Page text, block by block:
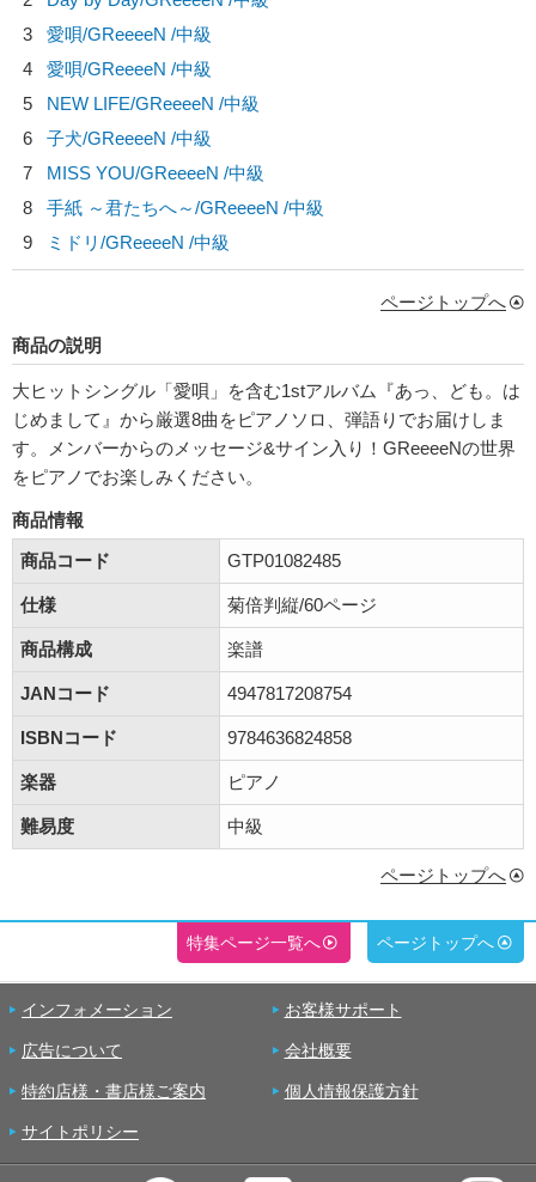
3
愛唄/GReeeeN /中級
4
愛唄/GReeeeN /中級
5
NEW LIFE/GReeeeN /中級
6
子犬/GReeeeN /中級
7
MISS YOU/GReeeeN /中級
8
手紙 ～君たちへ～/GReeeeN /中級
9
ミドリ/GReeeeN /中級
ページトップへ
商品の説明
大ヒットシングル「愛唄」を含む1stアルバム『あっ、ども。は
じめまして』から厳選8曲をピアノソロ、弾語りでお届けしま
す。メンバーからのメッセージ&サイン入り！GReeeeNの世界
をピアノでお楽しみください。
商品情報
商品コード
GTP01082485
仕様 菊倍判縦/60ページ
商品構成 楽譜
JANコード 4947817208754
ISBNコード 9784636824858
楽器 ピアノ
難易度 中級
ページトップへ
特集ページ一覧へ ページトップへ
インフォメーション お客様サポート
広告について 会社概要
特約店様・書店様ご案内 個人情報保護方針
サイトポリシー